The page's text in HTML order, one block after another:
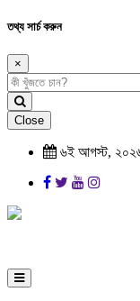
তথ্য সার্চ করুন
×
Close
৬ই আগস্ট, ২০২৬